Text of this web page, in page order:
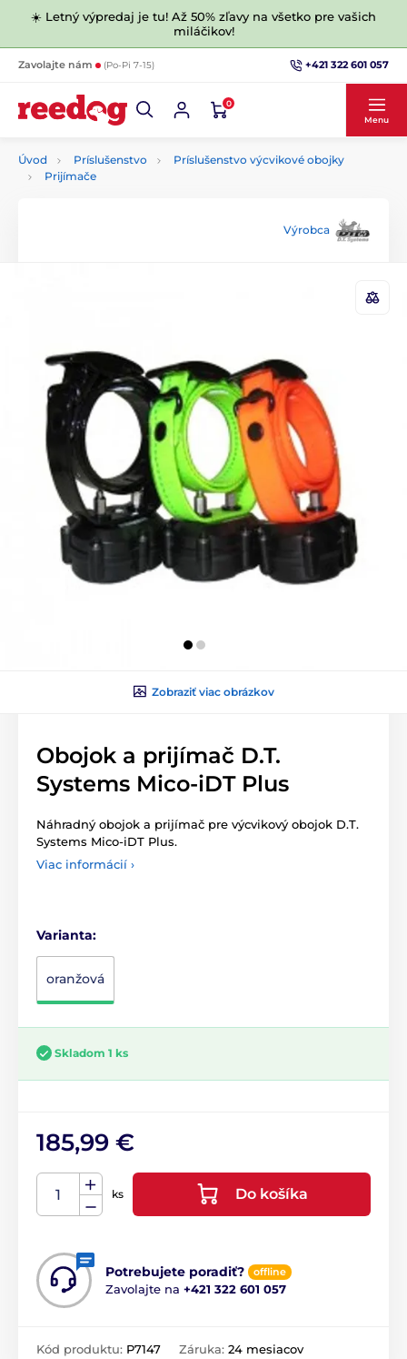
☀️ Letný výpredaj je tu! Až 50% zľavy na všetko pre vašich
miláčikov!
Zavolajte nám (Po-Pi 7-15) +421 322 601 057
0
Menu
Úvod Príslušenstvo
Príslušenstvo výcvikové obojky
Prijímače
Výrobca
Zobraziť viac obrázkov
Obojok a prijímač D.T.
Systems Mico-iDT Plus
Náhradný obojok a prijímač pre výcvikový obojok D.T.
Systems Mico-iDT Plus.
Viac informácií ›
Varianta:
oranžová
Skladom 1 ks
185,99 €
ks Do košíka
Potrebujete poradiť? offline
Zavolajte na +421 322 601 057
Kód produktu: P7147 Záruka: 24 mesiacov